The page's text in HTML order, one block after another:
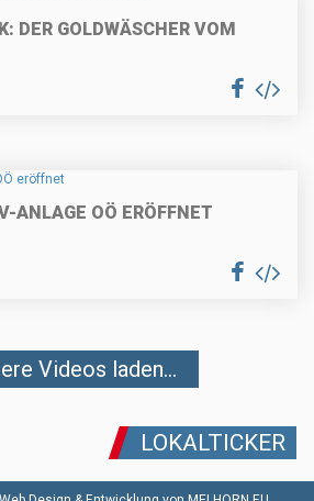
DER GOLDWÄSCHER VOM
ANLAGE OÖ ERÖFFNET
Videos laden...
LOKALTICKER